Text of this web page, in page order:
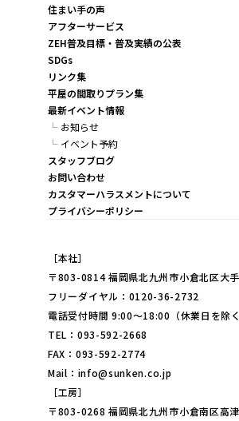
住まい手の声
アフターサービス
ZEH普及目標・普及実績の公表
SDGs
リンク集
平屋の間取りプラン集
最新イベント情報
お知らせ
イベント予約
スタッフブログ
お問い合わせ
カスタマーハラスメントについて
プライバシーポリシー
［本社］
〒803-0814 福岡県北九州市小倉北区大
フリーダイヤル：0120-36-2732
電話受付時間 9:00～18:00（休業日を除く
TEL：093-592-2668
FAX：093-592-2774
Mail：info@sunken.co.jp
［工房］
〒803-0268 福岡県北九州市小倉南区高